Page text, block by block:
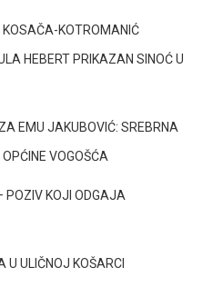
KOSAČA-KOTROMANIĆ
HEBERT PRIKAZAN SINOĆ U
EMU JAKUBOVIĆ: SREBRNA
VOGOŠĆA
POZIV KOJI ODGAJA
U ULIČNOJ KOŠARCI